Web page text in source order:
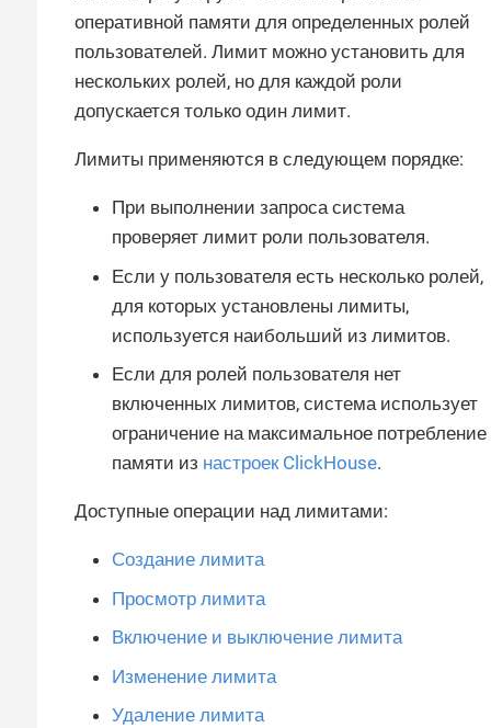
оперативной памяти для определенных ролей
пользователей. Лимит можно установить для
нескольких ролей, но для каждой роли
допускается только один лимит.
Лимиты применяются в следующем порядке:
При выполнении запроса система
проверяет лимит роли пользователя.
Если у пользователя есть несколько ролей,
для которых установлены лимиты,
используется наибольший из лимитов.
Если для ролей пользователя нет
включенных лимитов, система использует
ограничение на максимальное потребление
памяти из настроек ClickHouse.
Доступные операции над лимитами:
Создание лимита
Просмотр лимита
Включение и выключение лимита
Изменение лимита
Удаление лимита